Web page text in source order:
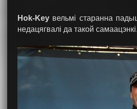
Hok-Key вельмі старанна
недацягвалі да такой